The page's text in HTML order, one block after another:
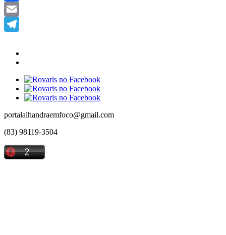
Facebook
Email
portalalhandraemfoco@gmail.com
(83) 98119-3504